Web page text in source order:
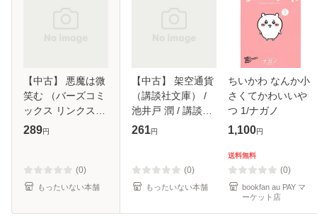
【中古】 悪魔は微
笑む （バーズコミ
ックス リンクスコ
レクション） / 斑
便送料無料】
289円
(0)
もったいない本舗
【中古】 架空通貨
（講談社文庫） /
池井戸 潤 / 講談社
[文庫]【メール便送
261円
(0)
もったいない本舗
ちいかわ なんか小
さくてかわいいや
つ 1/ナガノ
1,100円
送料無料
(0)
bookfan au PAY マ
ーケット店